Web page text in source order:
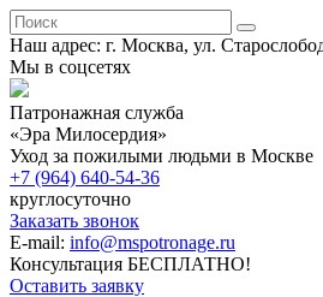
Наш адрес: г. Москва, ул.
Мы в соцсетях
Патронажная служба
«Эра Милосердия»
Уход за пожилыми людьми в Москве
+7 (964) 640-54-36
круглосуточно
Заказать звонок
E-mail: info@mspotronage.ru
Консультация БЕСПЛАТНО!
Оставить заявку